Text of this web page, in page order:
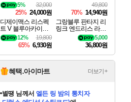
32,000
5%
25% 24,000원
49,800
70% 14,940원
디제이맥스 리스펙
트 V 블루아카이브
팩 DJMAX RESPE
CT V Blue Archive P
ack DLC
19,800
12%
65% 6,930원
그랑블루 판타지 리
링크 엔드리스 라그
나로크 업그레이드
킷 Granblue Fantasy
Relink Endless Ragn
arok Upgrade Kit DL
C
5,000
36,800원
혜택.아이마트 더보기+
별땡님께서엘든 링 밤의 통치자
당첨되셨습니다.
니코 님께서 (본편포함) 데이브 더